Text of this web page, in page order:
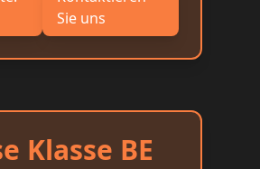
Sie uns
Klasse BE